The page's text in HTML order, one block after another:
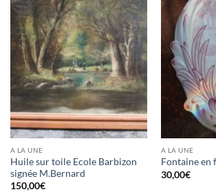
A LA UNE
Huile sur toile Ecole Barbizon
signée M.Bernard
150,00€
A LA UNE
Fontaine en
30,00€